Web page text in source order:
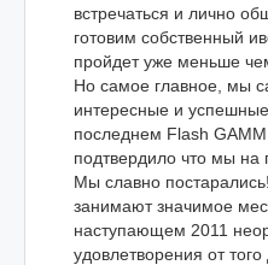
встречаться и лично
готовим собственный
пройдет уже меньше
Но самое главное, мы
интересные и
последнем Flash
подтвердило что мы
Мы славно
занимают значимое
наступающем 2011
удовлетворения от